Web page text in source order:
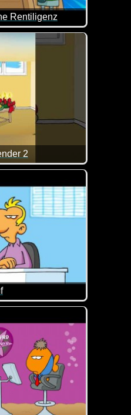
Rentiligenz
ist nicht immer und
2
zur Adventszeit. An
weit weg von der Realität ;-)